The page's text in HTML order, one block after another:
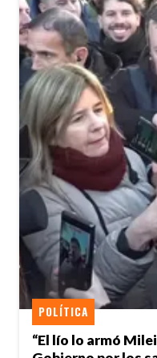
“El lío lo armó
POLÍTICA